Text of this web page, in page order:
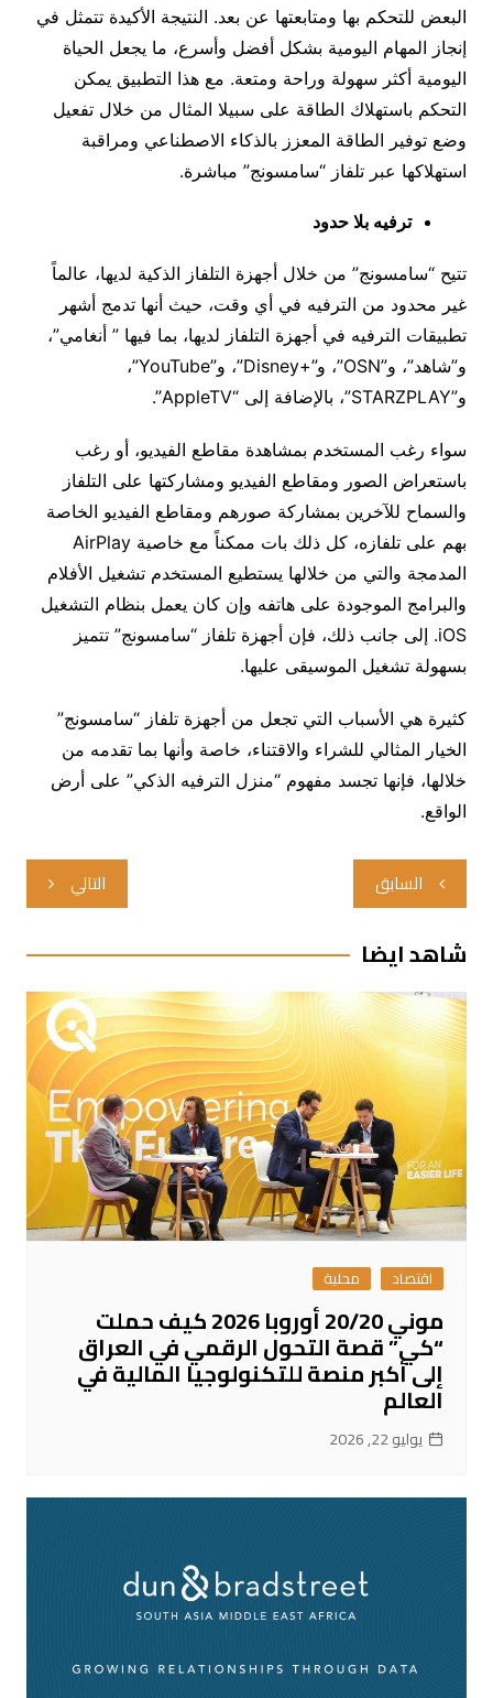
البعض للتحكم بها ومتابعتها عن بعد. النتيجة الأكيدة تتمثل في
إنجاز المهام اليومية بشكل أفضل وأسرع، ما يجعل الحياة
اليومية أكثر سهولة وراحة ومتعة. مع هذا التطبيق يمكن
التحكم باستهلاك الطاقة على سبيلا المثال من خلال تفعيل
وضع توفير الطاقة المعزز بالذكاء الاصطناعي ومراقبة
استهلاكها عبر تلفاز “سامسونج” مباشرة.
ترفيه بلا حدود
تتيح “سامسونج” من خلال أجهزة التلفاز الذكية لديها، عالماً
غير محدود من الترفيه في أي وقت، حيث أنها تدمج أشهر
تطبيقات الترفيه في أجهزة التلفاز لديها، بما فيها ” أنغامي”،
و”شاهد”، و”OSN”، و”+Disney”، و”YouTube”،
و”STARZPLAY”، بالإضافة إلى “AppleTV”.
سواء رغب المستخدم بمشاهدة مقاطع الفيديو، أو رغب
باستعراض الصور ومقاطع الفيديو ومشاركتها على التلفاز
والسماح للآخرين بمشاركة صورهم ومقاطع الفيديو الخاصة
بهم على تلفازه، كل ذلك بات ممكناً مع خاصية AirPlay
المدمجة والتي من خلالها يستطيع المستخدم تشغيل الأفلام
والبرامج الموجودة على هاتفه وإن كان يعمل بنظام التشغيل
iOS. إلى جانب ذلك، فإن أجهزة تلفاز “سامسونج” تتميز
بسهولة تشغيل الموسيقى عليها.
كثيرة هي الأسباب التي تجعل من أجهزة تلفاز “سامسونج”
الخيار المثالي للشراء والاقتناء، خاصة وأنها بما تقدمه من
خلالها، فإنها تجسد مفهوم “منزل الترفيه الذكي” على أرض
الواقع.
تصفّح
المقالات
السابق التالي
شاهد ايضا
اقتصاد محلية
موني 20/20 أوروبا 2026 كيف حملت
“كي” قصة التحول الرقمي في العراق
إلى أكبر منصة للتكنولوجيا المالية في
العالم
يوليو 22, 2026